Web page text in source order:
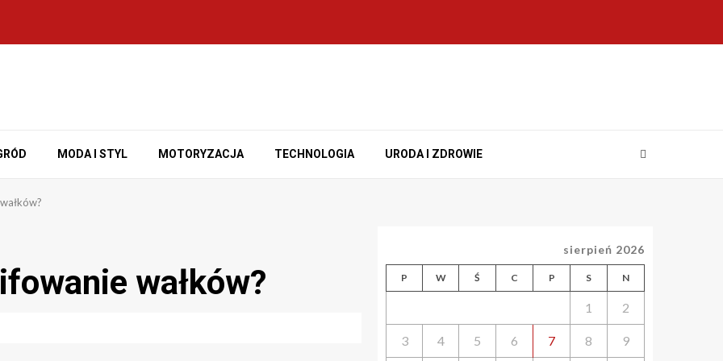
MODA I STYL MOTORYZACJA TECHNOLOGIA URODA I ZDROWIE
wałków?
sierpień 2026
P W Ś C P S N
1 2
3 4 5 6 7 8 9